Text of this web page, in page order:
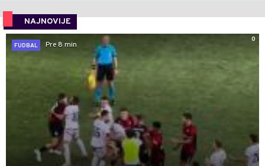
NAJNOVIJE
0
FUDBAL
Pre 8 min